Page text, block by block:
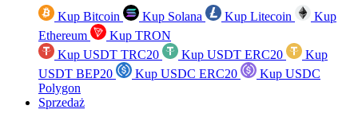
Kup Bitcoin Kup Solana Kup Litecoin
Kup
Ethereum
Kup TRON
Kup USDT TRC20
Kup USDT ERC20
Kup
USDT BEP20
Kup USDC ERC20
Kup USDC
Polygon
Sprzedaż